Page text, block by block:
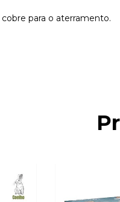
para o aterramento.